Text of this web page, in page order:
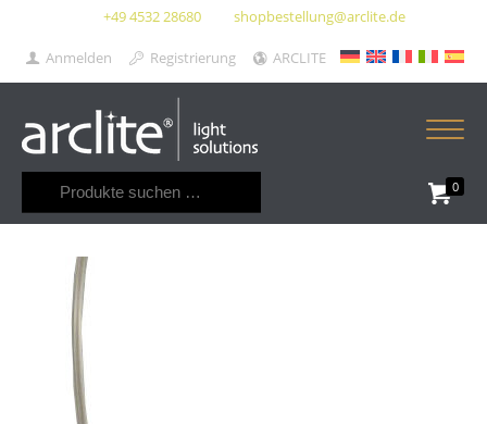
+49 4532 28680 shopbestellung@arclite.de
Anmelden Registrierung ARCLITE
0